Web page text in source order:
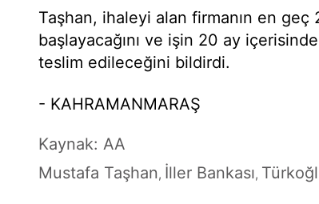
Taşhan, ihaleyi alan firmanın en geç
başlayacağını ve işin 20 ay
teslim edileceğini bildirdi.
- KAHRAMANMARAŞ
Kaynak: AA
Mustafa Taşhan, İller Bankası,